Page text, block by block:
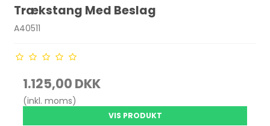
Trækstang Med Beslag
A40511
1.125,00 DKK
(inkl. moms)
VIS PRODUKT